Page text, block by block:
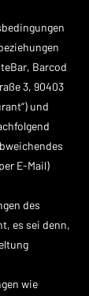
Barcod
3, 90403
und
E-Mail)
des
es sei denn,
wie